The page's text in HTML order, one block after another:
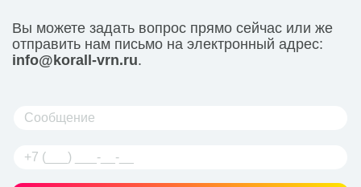
Вы можете задать вопрос прямо сейчас или же
отправить нам письмо на электронный адрес:
info@korall-vrn.ru.